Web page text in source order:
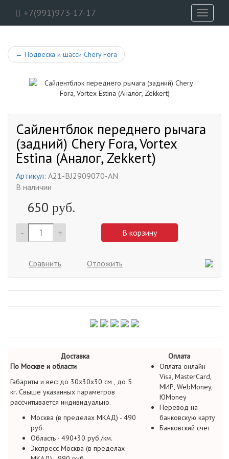
+7(991)973-17-17
Toggle
← Подвеска и шасси Chery Fora
Сайлентблок переднего рычага
(задний) Chery Fora, Vortex
Estina (Аналог, Zekkert)
Артикул: A21-BJ2909070-AN
В наличии
650 руб.
- + В корзину
Сравнить Отложить
Доставка
Оплата
По Москве и области
Габариты и вес: до 30х30х30 см , до 5
кг. Свыше указанных параметров
рассчитывается индивидуально.
Москва (в пределах МКАД) - 490
руб.
Область - 490+30 руб./км.
Экспресс Москва (в пределах
Оплата онлайн
Visa, MasterCard,
МИР, WebMoney,
ЮMoney
Перевод на
банковскую карту
Банковский счет